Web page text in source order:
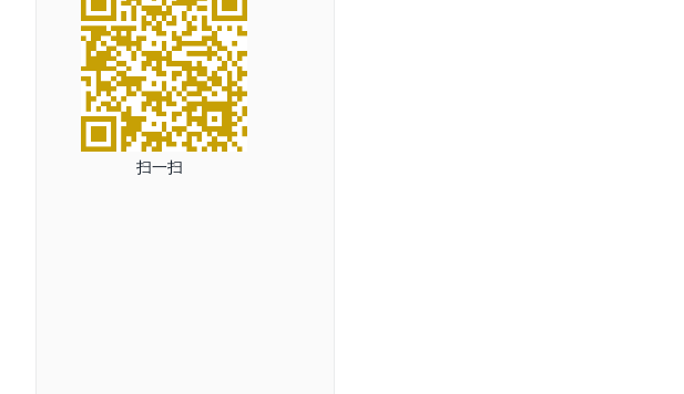
扫一扫